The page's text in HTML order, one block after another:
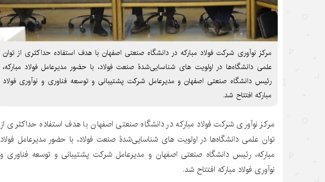
مرکز نوآوری شرکت فولاد مبارکه در دانشگاه صنعتی اصفهان با هدف استفاده حداکثری از توان
علمی دانشگاه‌ها در اولویت های شناسایی‌شدۀ صنعت فولاد، با حضور مدیرعامل فولاد مبارکه،
رئیس دانشگاه صنعتی اصفهان و مدیرعامل شرکت پشتیبانی و توسعه فناوری و نوآوری فولاد
مبارکه افتتاح شد.
مرکز نوآوری شرکت فولاد مبارکه در دانشگاه صنعتی اصفهان با هدف استفاده حداکثری از
توان علمی دانشگاه‌ها در اولویت های شناسایی‌شدۀ صنعت فولاد، با حضور مدیرعامل فولاد
مبارکه، رئیس دانشگاه صنعتی اصفهان و مدیرعامل شرکت پشتیبانی و توسعه فناوری و
نوآوری فولاد مبارکه افتتاح شد.